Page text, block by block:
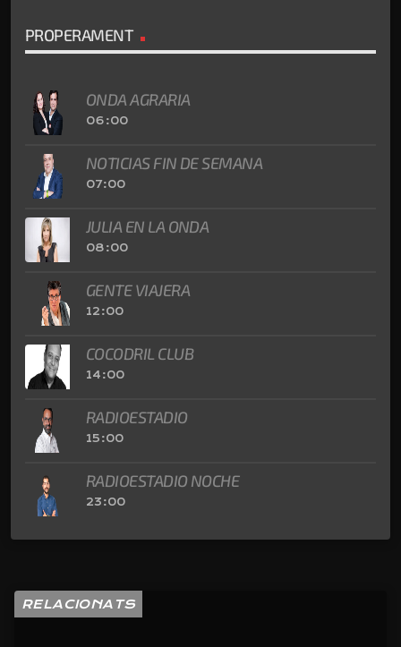
PROPERAMENT
ONDA AGRARIA
06:00
NOTICIAS FIN DE SEMANA
07:00
JULIA EN LA ONDA
08:00
GENTE VIAJERA
12:00
COCODRIL CLUB
14:00
RADIOESTADIO
15:00
RADIOESTADIO NOCHE
23:00
RELACIONATS